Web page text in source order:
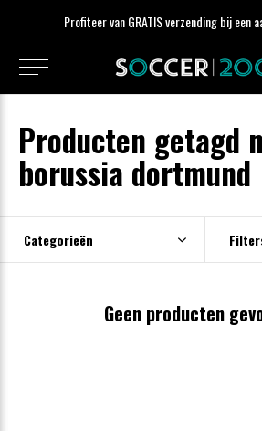
Profiteer van GRATIS verzending bij een
Producten getagd
borussia dortmund
Categorieën
Geen producten